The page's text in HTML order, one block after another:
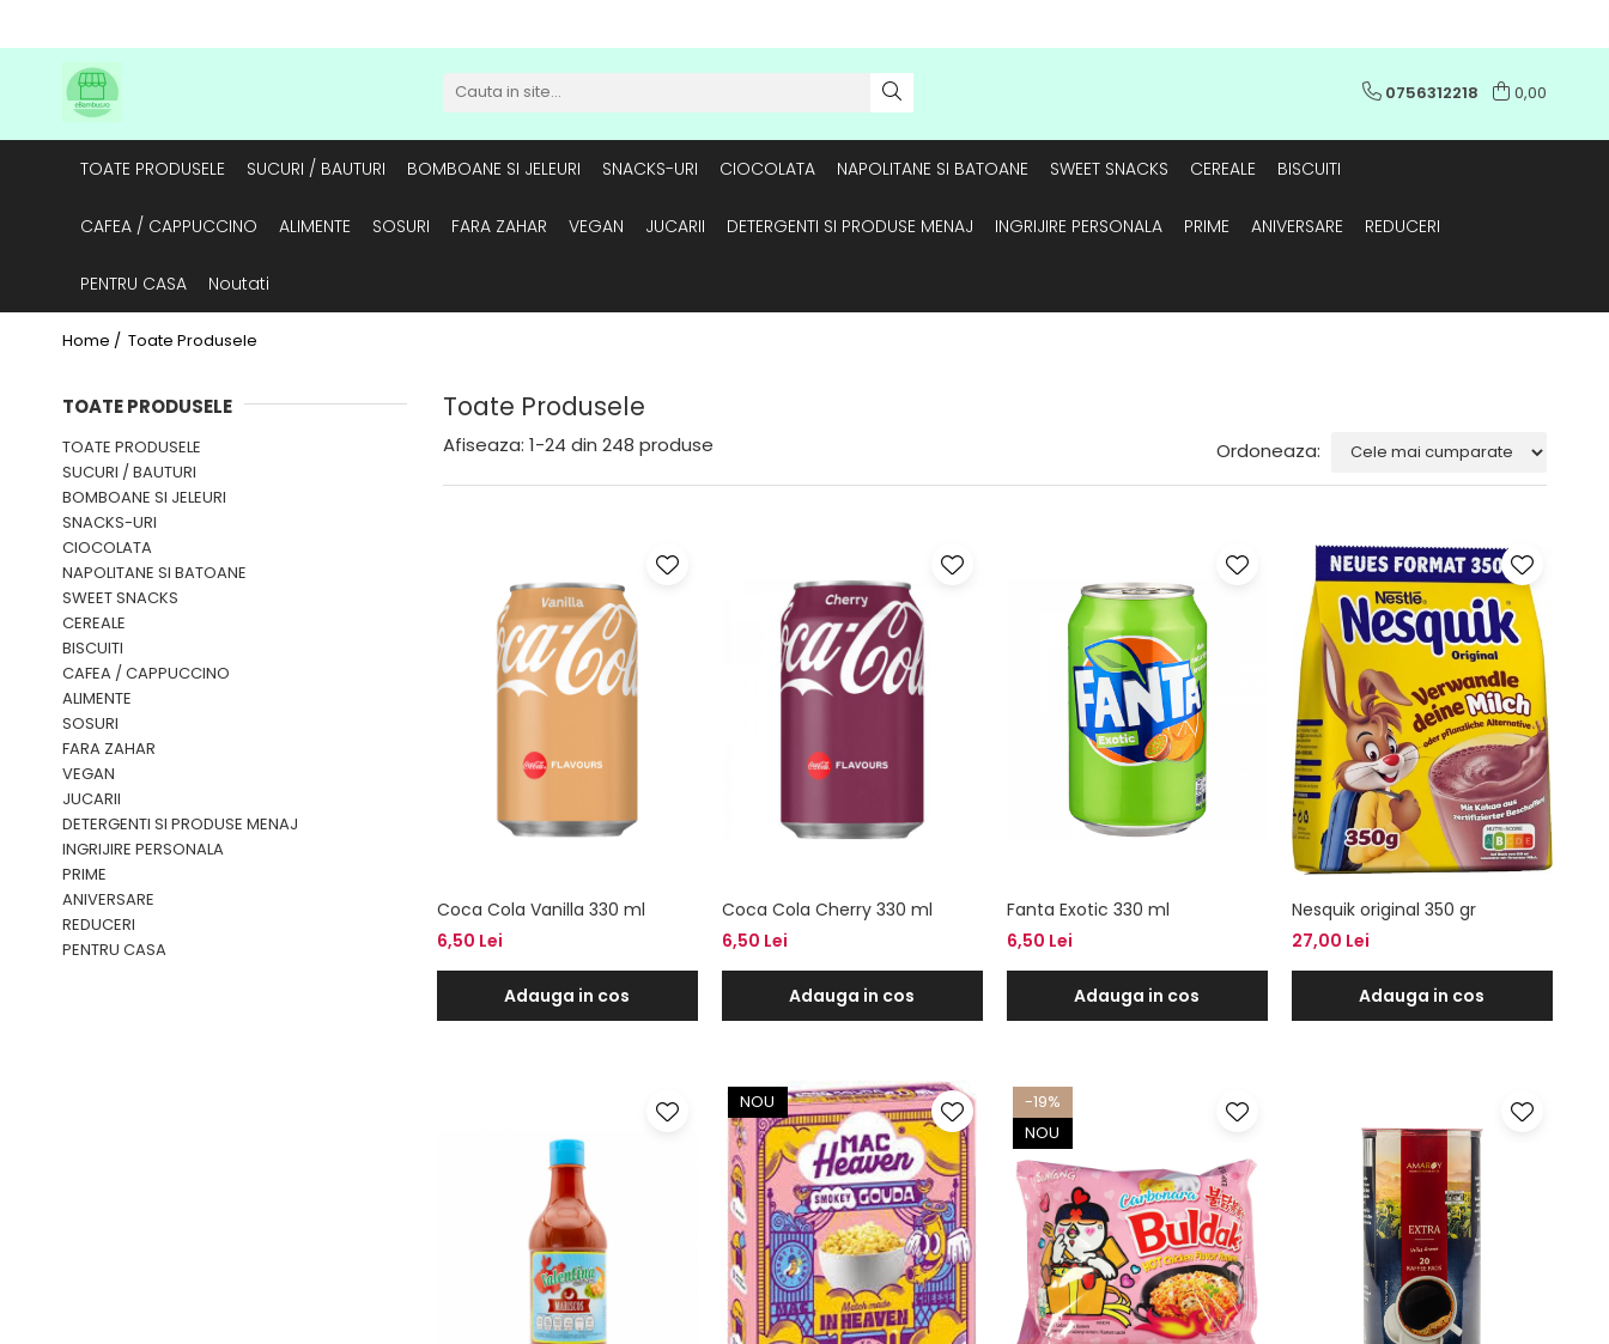
0756312218 0,00
TOATE PRODUSELE SUCURI / BAUTURI BOMBOANE SI JELEURI SNACKS-URI CIOCOLATA NAPOLITANE SI BATOANE SWEET SNACKS CEREALE BISCUITI
CAFEA / CAPPUCCINO ALIMENTE SOSURI FARA ZAHAR VEGAN JUCARII DETERGENTI SI PRODUSE MENAJ INGRIJIRE PERSONALA PRIME ANIVERSARE REDUCERI
PENTRU CASA Noutati
Home / Toate Produsele
Toate Produsele
TOATE PRODUSELE
TOATE PRODUSELE
SUCURI / BAUTURI
BOMBOANE SI JELEURI
SNACKS-URI
CIOCOLATA
NAPOLITANE SI BATOANE
SWEET SNACKS
CEREALE
BISCUITI
CAFEA / CAPPUCCINO
ALIMENTE
SOSURI
FARA ZAHAR
VEGAN
JUCARII
DETERGENTI SI PRODUSE MENAJ
INGRIJIRE PERSONALA
PRIME
ANIVERSARE
REDUCERI
PENTRU CASA
Afiseaza: 1-24 din 248 produse Ordoneaza:
Coca Cola Vanilla 330 ml
6,50 Lei
Adauga in cos
Coca Cola Cherry 330 ml
6,50 Lei
Adauga in cos
Fanta Exotic 330 ml
6,50 Lei
Adauga in cos
Nesquik original 350 gr
27,00 Lei
Adauga in cos
NOU
-19%
NOU